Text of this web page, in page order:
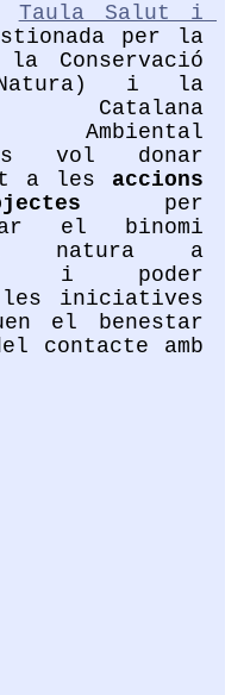
Taula Salut i
per la
Conservació
i la
Catalana
Ambiental
vol donar
a les accions
per
el binomi
natura a
i poder
les iniciatives
el benestar
contacte amb